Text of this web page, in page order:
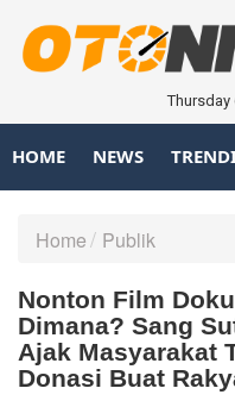
HOME NEWS
Home Publik
Nonton Film
Dimana? Sang
Ajak Masyarakat
Donasi Buat